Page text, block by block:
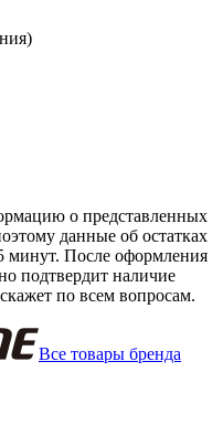
о представленных
данные об остатках
минут. После оформления
подтвердит наличие
по всем вопросам.
Все товары бренда